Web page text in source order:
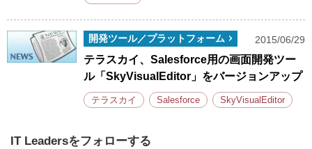
開発ツール／プラットフォーム 2015/06/29
テラスカイ、Salesforce用の画面開発ツー
ル「SkyVisualEditor」をバージョンアップ
テラスカイ Salesforce SkyVisualEditor
IT Leadersをフォローする